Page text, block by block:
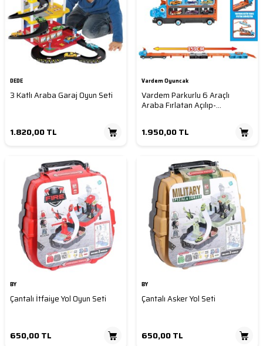
DEDE
3 Katlı Araba Garaj Oyun Seti
1.820,00TL
Vardem Oyuncak
Vardem Parkurlu 6 Araçlı
Araba Fırlatan Açılıp-
1.950,00TL
BY
Çantalı İtfaiye Yol Oyun Seti
650,00TL
BY
Çantalı Asker Yol Seti
650,00TL